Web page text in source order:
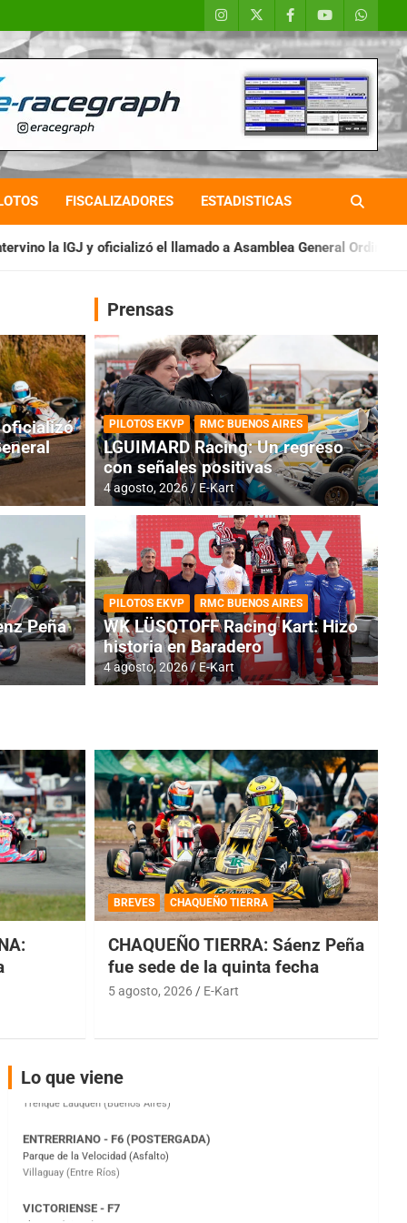
FISCALIZADORES ESTADISTICAS
a Asamblea General Ordinaria IAME SERIES
RMC BUENOS AIRES
Cerró una jornada
oficializó
Peña
Prensas
PILOTOS EKVP RMC BUENOS AIRES
LGUIMARD Racing: Un regreso
con señales positivas
4 agosto, 2026 E-Kart
PILOTOS EKVP RMC BUENOS AIRES
WK LÜSQTOFF Racing Kart: Hizo
historia en Baradero
4 agosto, 2026 E-Kart
BREVES CHAQUEÑO TIERRA
CHAQUEÑO TIERRA: Sáenz Peña
fue sede de la quinta fecha
5 agosto, 2026 E-Kart
Lo que viene
COBERTURA ESPECIAL DE E-KART.COM.AR
IAME SERIES ARGENTINA 6
Baradero (Buenos Aires)
Ciudad de Trenque Lauquen (Asfalto)
Parque de la Velocidad (Asfalto)
Villaguay (Entre Ríos)
El Cerro (Tierra)
Victoria (Entre Ríos)
Moto Club Reginense (Tierra)